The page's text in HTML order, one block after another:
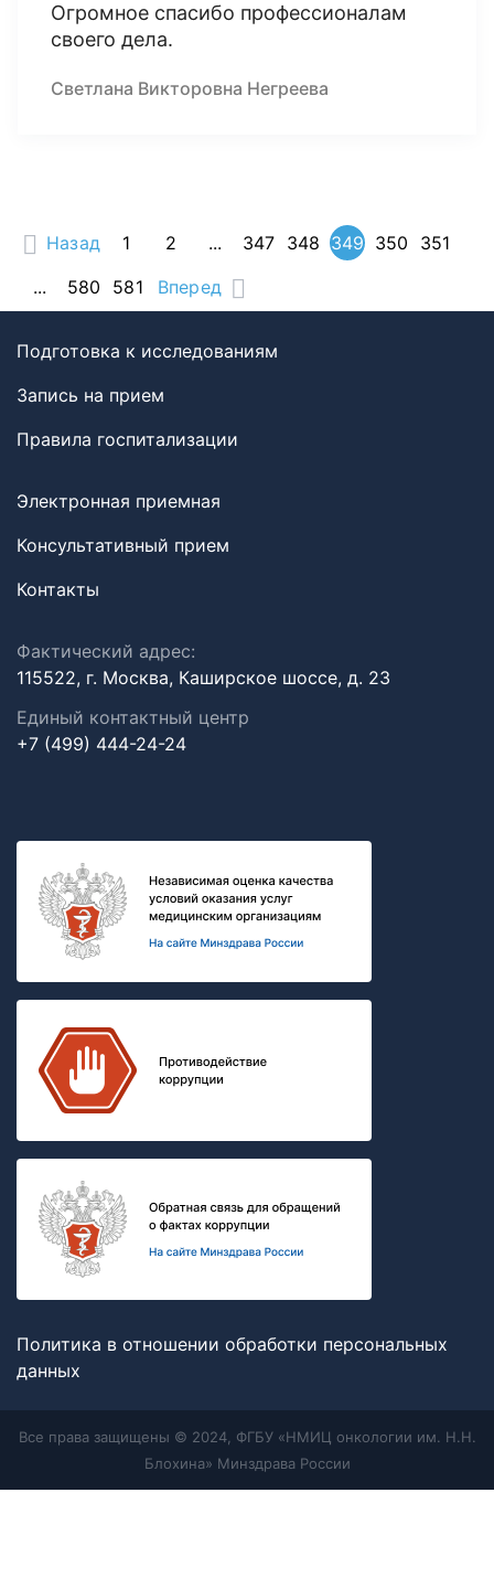
Огромное спасибо профессионалам
своего дела.
Светлана Викторовна Негреева
Назад 1 2 ... 347 348 349 350
351
...
580 581 Вперед
Подготовка к исследованиям
Запись на прием
Правила госпитализации
Электронная приемная
Консультативный прием
Контакты
Фактический адрес:
115522, г. Москва, Каширское шоссе, д. 23
Единый контактный центр
+7 (499) 444-24-24
Политика в отношении обработки персональных
данных
Все права защищены © 2024, ФГБУ «НМИЦ онкологии им. Н.Н.
Блохина» Минздрава России